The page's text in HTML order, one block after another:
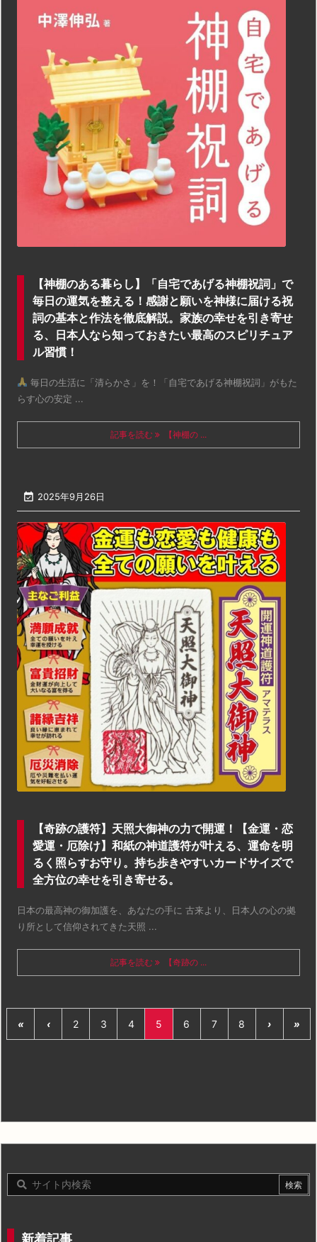
【神棚のある暮らし】「自宅であげる神棚祝詞」で
毎日の運気を整える！感謝と願いを神様に届ける祝
詞の基本と作法を徹底解説。家族の幸せを引き寄せ
る、日本人なら知っておきたい最高のスピリチュア
ル習慣！
毎日の生活に「清らかさ」を！「自宅であげる神棚祝詞」がもた
らす心の安定 ...
記事を読む 【神棚の ...
 2025年9月26日
【奇跡の護符】天照大御神の力で開運！【金運・恋
愛運・厄除け】和紙の神道護符が叶える、運命を明
るく照らすお守り。持ち歩きやすいカードサイズで
全方位の幸せを引き寄せる。
日本の最高神の御加護を、あなたの手に 古来より、日本人の心の拠
り所として信仰されてきた天照 ...
記事を読む 【奇跡の ...
« ‹ 2 3 4 5 6 7 8 › »
新着記事